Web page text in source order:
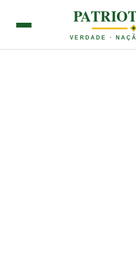
VERDADE ·